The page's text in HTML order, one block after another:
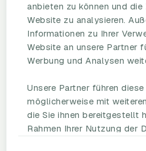
anbieten zu können und
Website zu analysieren.
Informationen zu Ihrer
Website an unsere Partner
Werbung und Analysen
Unsere Partner führen
möglicherweise mit
die Sie ihnen bereitgestellt
Rahmen Ihrer Nutzung der
PRODUKT
Mitarbeiterbefragungs-
Plattform
Preise